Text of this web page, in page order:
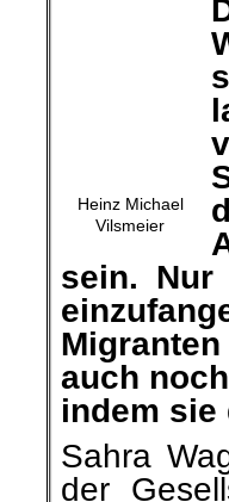
vor,
zu sein.
auch
indem sie
Sahra
der
ein